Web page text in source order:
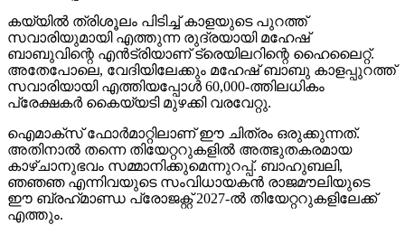
കയ്യില്‍ ത്രിശൂലം പിടിച്ച് കാളയുടെ പുറത്ത്
സവാരിയുമായി എത്തുന്ന രുദ്രയായി മഹേഷ്
ബാബുവിന്റെ എന്‍ട്രിയാണ് ട്രെയിലറിന്റെ ഹൈലൈറ്റ്.
അതേപോലെ, വേദിയിലേക്കും മഹേഷ് ബാബു കാളപ്പുറത്ത്
സവാരിയായി എത്തിയപ്പോള്‍ 60,000-ത്തിലധികം
പ്രേക്ഷകര്‍ കൈയ്യടി മുഴക്കി വരവേറ്റു.
ഐമാക്‌സ് ഫോര്‍മാറ്റിലാണ് ഈ ചിത്രം ഒരുക്കുന്നത്.
അതിനാല്‍ തന്നെ തിയേറ്ററുകളില്‍ അത്ഭുതകരമായ
കാഴ്ചാനുഭവം സമ്മാനിക്കുമെന്നുറപ്പ്. ബാഹുബലി,
ഞഞഞ എന്നിവയുടെ സംവിധായകന്‍ രാജമൗലിയുടെ
ഈ ബ്രഹ്‌മാണ്ഡ പ്രോജക്റ്റ് 2027-ല്‍ തിയേറ്ററുകളിലേക്ക്
എത്തും.